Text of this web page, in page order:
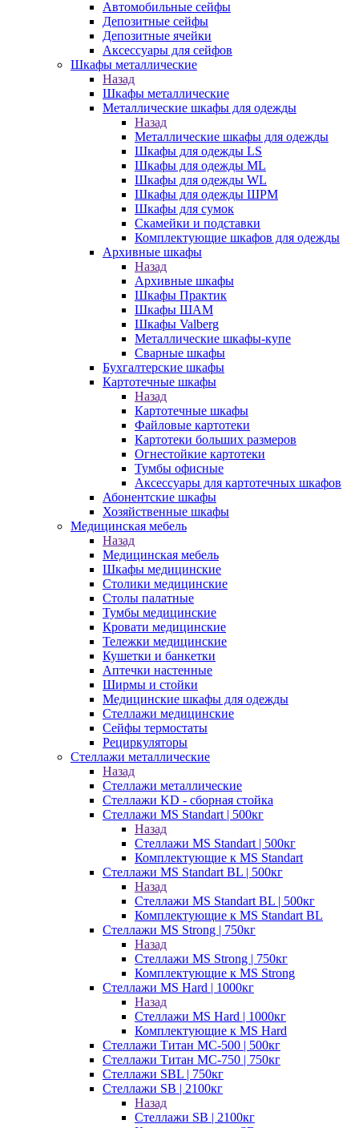
Автомобильные сейфы
Депозитные сейфы
Депозитные ячейки
Аксессуары для сейфов
Шкафы металлические
Назад
Шкафы металлические
Металлические шкафы для одежды
Назад
Металлические шкафы для одежды
Шкафы для одежды LS
Шкафы для одежды ML
Шкафы для одежды WL
Шкафы для одежды ШРМ
Шкафы для сумок
Скамейки и подставки
Комплектующие шкафов для одежды
Архивные шкафы
Назад
Архивные шкафы
Шкафы Практик
Шкафы ШАМ
Шкафы Valberg
Металлические шкафы-купе
Сварные шкафы
Бухгалтерские шкафы
Картотечные шкафы
Назад
Картотечные шкафы
Файловые картотеки
Картотеки больших размеров
Огнестойкие картотеки
Тумбы офисные
Аксессуары для картотечных шкафов
Абонентские шкафы
Хозяйственные шкафы
Медицинская мебель
Назад
Медицинская мебель
Шкафы медицинские
Столики медицинские
Столы палатные
Тумбы медицинские
Кровати медицинские
Тележки медицинские
Кушетки и банкетки
Аптечки настенные
Ширмы и стойки
Медицинские шкафы для одежды
Стеллажи медицинские
Сейфы термостаты
Рециркуляторы
Стеллажи металлические
Назад
Стеллажи металлические
Стеллажи KD - сборная стойка
Стеллажи MS Standart | 500кг
Назад
Стеллажи MS Standart | 500кг
Комплектующие к MS Standart
Стеллажи MS Standart BL | 500кг
Назад
Стеллажи MS Standart BL | 500кг
Комплектующие к MS Standart BL
Стеллажи MS Strong | 750кг
Назад
Стеллажи MS Strong | 750кг
Комплектующие к MS Strong
Стеллажи MS Hard | 1000кг
Назад
Стеллажи MS Hard | 1000кг
Комплектующие к MS Hard
Стеллажи Титан МС-500 | 500кг
Стеллажи Титан МС-750 | 750кг
Стеллажи SBL | 750кг
Стеллажи SB | 2100кг
Назад
Стеллажи SB | 2100кг